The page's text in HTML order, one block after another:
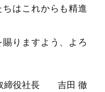
はこれからも精進
りますよう、よろ
締役社長 吉田 徹